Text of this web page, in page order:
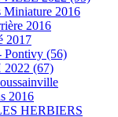
Miniature 2016
2016
2017
Pontivy (56)
(67)
2016
HERBIERS